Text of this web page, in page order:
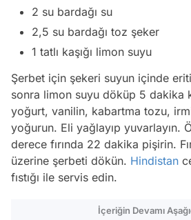
2 su bardağı su
2,5 su bardağı toz şeker
1 tatlı kaşığı limon suyu
Şerbet için şekeri suyun içinde
sonra limon suyu döküp 5 dakika
yoğurt, vanilin, kabartma tozu,
yoğurun. Eli yağlayıp yuvarlayın.
derece fırında 22 dakika pişirin.
üzerine şerbeti dökün. Hindistan
fıstığı ile servis edin.
İçeriğin Devamı